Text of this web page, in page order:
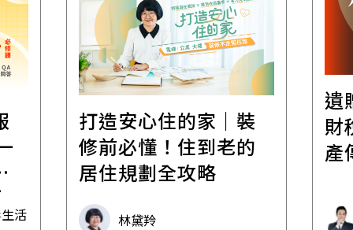
活
打造安心住的家｜裝
修前必懂！住到老的
居住規劃全攻略
林黛羚
遺
財
產